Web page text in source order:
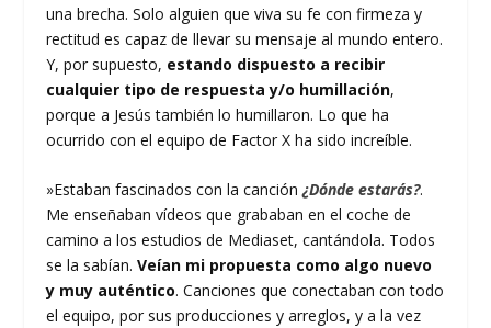
una brecha. Solo alguien que viva su fe con firmeza y
rectitud es capaz de llevar su mensaje al mundo entero.
Y, por supuesto, estando dispuesto a recibir
cualquier tipo de respuesta y/o humillación,
porque a Jesús también lo humillaron. Lo que ha
ocurrido con el equipo de Factor X ha sido increíble.
»Estaban fascinados con la canción¿Dónde estarás?.
Me enseñaban vídeos que grababan en el coche de
camino a los estudios de Mediaset, cantándola. Todos
se la sabían.Veían mi propuesta como algo nuevo
y muy auténtico. Canciones que conectaban con todo
el equipo, por sus producciones y arreglos, y a la vez